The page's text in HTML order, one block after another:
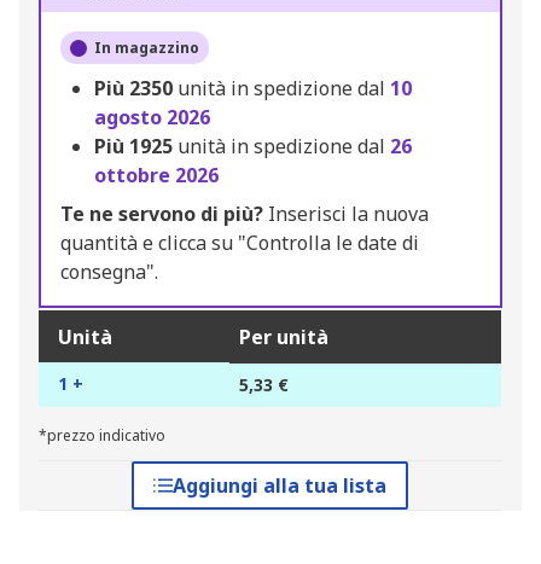
In magazzino
Più 2350 unità in spedizione dal 10
agosto 2026
Più 1925 unità in spedizione dal 26
ottobre 2026
Te ne servono di più? Inserisci la nuova
quantità e clicca su "Controlla le date di
consegna".
Unità Per unità
1 + 5,33 €
*prezzo indicativo
Aggiungi alla tua lista